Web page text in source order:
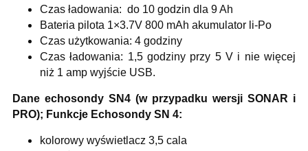
Czas ładowania: do 10 godzin dla 9 Ah
Bateria pilota 1×3.7V 800 mAh akumulator li-Po
Czas użytkowania: 4 godziny
Czas ładowania: 1,5 godziny przy 5 V i nie więcej
niż 1 amp wyjście USB.
Dane echosondy SN4 (w przypadku wersji SONAR i
PRO); Funkcje Echosondy SN 4:
kolorowy wyświetlacz 3,5 cala